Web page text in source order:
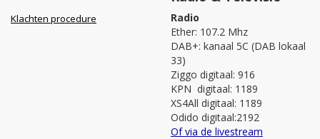
Klachten procedure
Radio
Ether: 107.2 Mhz
DAB+: kanaal 5C (DAB lokaal
33)
Ziggo digitaal: 916
KPN digitaal: 1189
XS4All digitaal: 1189
Odido digitaal:2192
Of via de livestream